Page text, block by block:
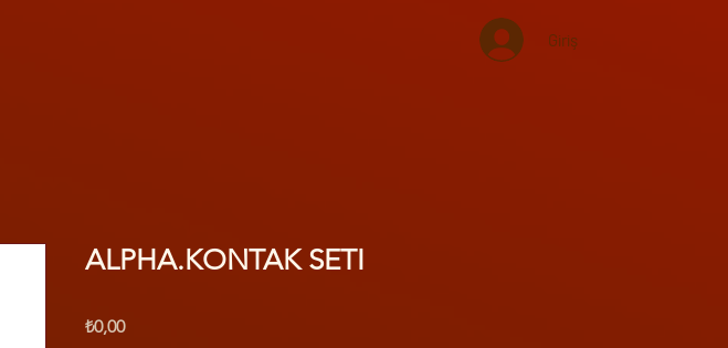
Giriş
ALPHA.KONTAK SETI
₺0,00Fiyat